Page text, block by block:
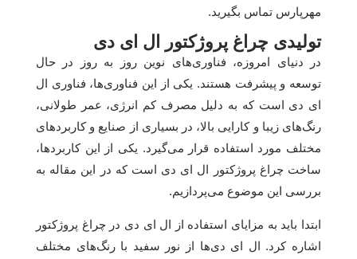
مهرپارس تماس بگیرید.
تولیدی چراغ پروژکتور ال ای دی
در دنیای امروزه، فناوری‌های نوین روز به روز در حال
توسعه و پیشرفت هستند. یکی از این فناوری‌ها، فناوری ال
ای دی است که به دلیل مصرف کم انرژی، عمر طولانی،
رنگ‌های زیبا و کارایی بالا، در بسیاری از صنایع و کاربردهای
مختلف مورد استفاده قرار می‌گیرد. یکی از این کاربردها،
ساخت چراغ پروژکتور ال ای دی است که در این مقاله به
بررسی این موضوع می‌پردازیم.
ابتدا باید به مزایای استفاده از ال ای دی در چراغ پروژکتور
اشاره کرد. ال ای دی‌ها از نور سفید با رنگ‌های مختلف